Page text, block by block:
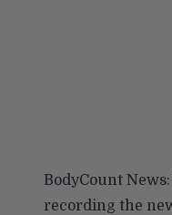
BodyCount
recording the